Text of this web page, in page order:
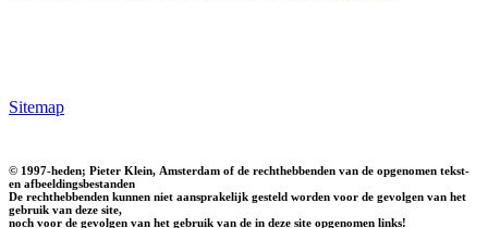
Sitemap
© 1997-heden; Pieter Klein, Amsterdam of de rechthebbenden van de opgenomen tekst-
en afbeeldingsbestanden
De rechthebbenden kunnen niet aansprakelijk gesteld worden voor de gevolgen van het
gebruik van deze site,
noch voor de gevolgen van het gebruik van de in deze site opgenomen links!